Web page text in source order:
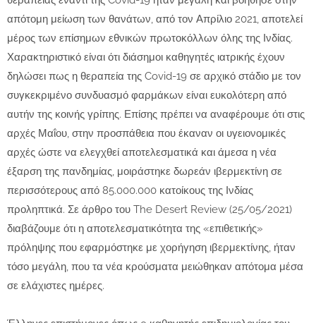
απότομη μείωση των θανάτων, από τον Απρίλιο 2021, αποτελεί
μέρος των επίσημων εθνικών πρωτοκόλλων όλης της Ινδίας.
Χαρακτηριστικό είναι ότι διάσημοι καθηγητές ιατρικής έχουν
δηλώσει πως η θεραπεία της Covid-19 σε αρχικό στάδιο με τον
συγκεκριμένο συνδυασμό φαρμάκων είναι ευκολότερη από
αυτήν της κοινής γρίπης. Επίσης πρέπει να αναφέρουμε ότι στις
αρχές Μαΐου, στην προσπάθεια που έκαναν οι υγειονομικές
αρχές ώστε να ελεγχθεί αποτελεσματικά και άμεσα η νέα
έξαρση της πανδημίας, μοιράστηκε δωρεάν ιβερμεκτίνη σε
περισσότερους από 85.000.000 κατοίκους της Ινδίας
προληπτικά. Σε άρθρο του The Desert Review (25/05/2021)
διαβάζουμε ότι η αποτελεσματικότητα της «επιθετικής»
πρόληψης που εφαρμόστηκε με χορήγηση ιβερμεκτίνης, ήταν
τόσο μεγάλη, που τα νέα κρούσματα μειώθηκαν απότομα μέσα
σε ελάχιστες ημέρες.